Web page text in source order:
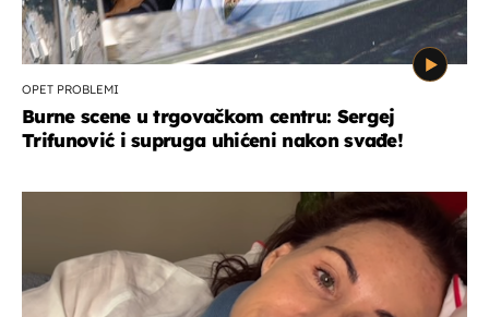
OPET PROBLEMI
Burne scene u trgovačkom centru: Sergej
Trifunović i supruga uhićeni nakon svađe!